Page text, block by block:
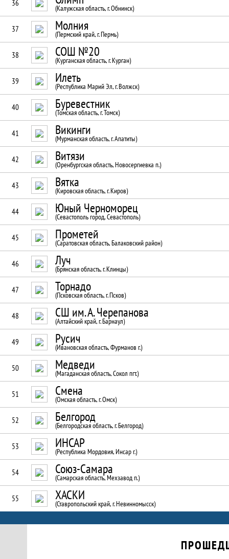
36
(Калужская область, г. Обнинск)
37 Молния
(Пермский край, г. Пермь)
38 СОШ №20
(Курганская область, г. Курган)
39 Илеть
(Республика Марий Эл, г. Волжск)
40 Буревестник
(Томская область, г. Томск)
41 Викинги
(Мурманская область, г. Апатиты)
42 Витязи
(Оренбургская область, Новосергиевка п.)
43 Вятка
(Кировская область, г. Киров)
44 Юный Черноморец
(Севастополь город, Севастополь)
45 Прометей
(Саратовская область, Балаковский район)
46 Луч
(Брянская область, г. Клинцы)
47 Торнадо
(Псковская область, г. Псков)
48 СШ им. А. Черепанова
(Алтайский край, г. Барнаул)
49 Русич
(Ивановская область, Фурманов г.)
50 Медведи
(Магаданская область, Сокол пгт.)
51 Смена
(Омская область, г. Омск)
52 Белгород
(Белгородская область, г. Белгород)
53 ИНСАР
(Республика Мордовия, Инсар г.)
54 Союз-Самара
(Самарская область, Мехзавод п.)
55 ХАСКИ
(Ставропольский край, г. Невинномысск)
Календарь прошедших и будущих матчей